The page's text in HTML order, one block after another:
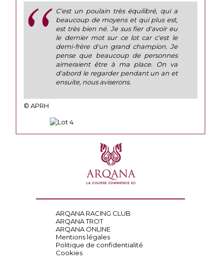
C'est un poulain très équilibré, qui a
beaucoup de moyens et qui plus est,
est très bien né. Je sus fier d'avoir eu
le dernier mot sur ce lot car c'est le
demi-frère d'un grand champion. Je
pense que beaucoup de personnes
aimeraient être à ma place. On va
d'abord le regarder pendant un an et
ensuite, nous aviserons.
© APRH
ARQANA RACING CLUB
ARQANA TROT
ARQANA ONLINE
Mentions légales
Politique de confidentialité
Cookies